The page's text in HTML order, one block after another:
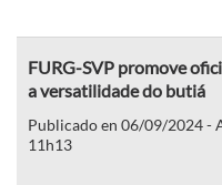
FURG-SVP promove
a versatilidade do butiá
Publicado en 06/09/2024 -
11h13